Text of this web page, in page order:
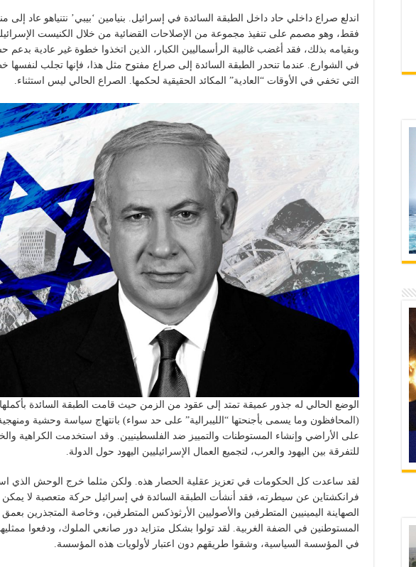
اندلع صراع داخلي حاد داخل الطبقة السائدة في إسرائيل. بنيامين ‘بيبي’ نتنياهو عاد
فقط، وهو مصمم على تنفيذ مجموعة من الإصلاحات القضائية من خلال الكنيست
وبقيامه بذلك، فقد أغضب غالبية الرأسماليين الكبار، الذين اتخذوا خطوة غير عادية بدعم
في الشوارع. عندما تنحدر الطبقة السائدة إلى صراع مفتوح مثل هذا، فإنها تجلب لنفسها
التي تخفي في الأوقات “العادية” المكائد الحقيقية لحكمها. الصراع الحالي ليس استثناء.
الوضع الحالي له جذور عميقة تمتد إلى عقود من الزمن حيث قامت الطبقة السائدة
(المحافظون وما يسمى بأجنحتها “الليبرالية” على حد سواء) بانتهاج سياسة وحشية ومنهجية
على الأراضي وإنشاء المستوطنات والتمييز ضد الفلسطينيين. وقد استخدمت الكراهية
للتفرقة بين اليهود والعرب، لتجميع العمال الإسرائيليين اليهود حول الدولة.
لقد ساعدت كل الحكومات في تعزيز عقلية الحصار هذه. ولكن مثلما خرج الوحش الذي
فرانكشتاين عن سيطرته، فقد أنشأت الطبقة السائدة في إسرائيل حركة متعصبة لا يمكن
الصهاينة اليمينيين المتطرفين والأصوليين الأرثوذكس المتطرفين، وخاصة المتجذرين
المستوطنين في الضفة الغربية. لقد تولوا بشكل متزايد دور صانعي الملوك، ودفعوا
في المؤسسة السياسية، وشقوا طريقهم دون اعتبار لأولويات هذه المؤسسة.